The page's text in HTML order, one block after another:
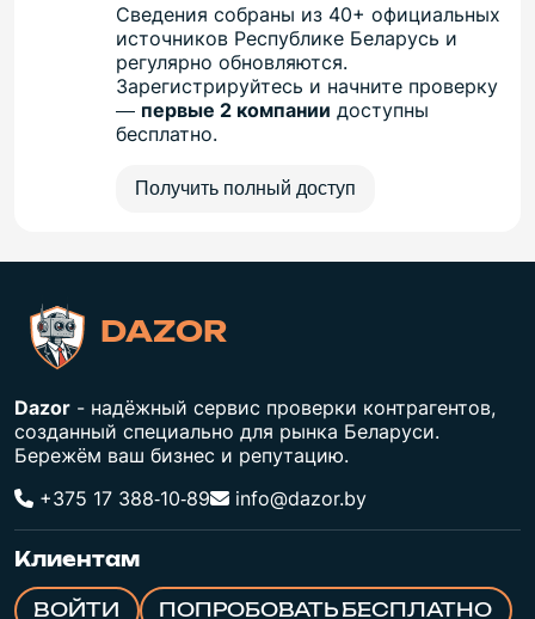
Сведения собраны из 40+ официальных
источников Республике Беларусь и
регулярно обновляются.
Зарегистрируйтесь и начните проверку
— первые 2 компании доступны
бесплатно.
Получить полный доступ
DAZOR
Dazor - надёжный сервис проверки контрагентов,
созданный специально для рынка Беларуси.
Бережём ваш бизнес и репутацию.
+375 17 388‑10‑89
info@dazor.by
Клиентам
ВОЙТИ ПОПРОБОВАТЬ БЕСПЛАТНО